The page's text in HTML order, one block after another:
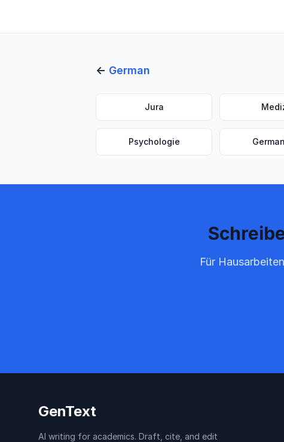
← German
Jura
Psychologie
Für
GenText
AI writing for academics. Draft, cite, and edit